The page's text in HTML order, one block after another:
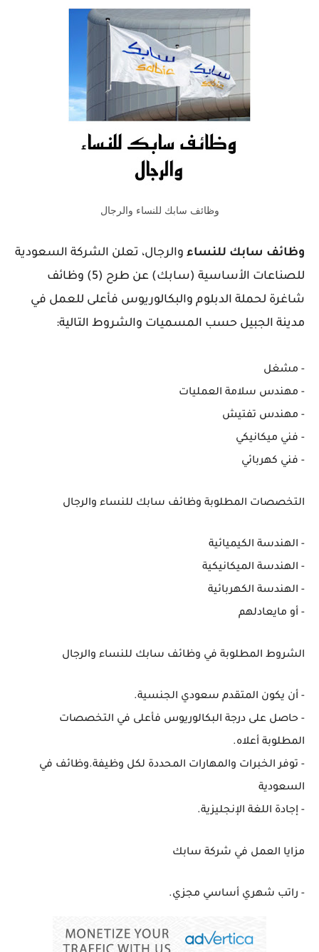
وظائف سابك للنساء والرجال
وظائف سابك للنساء والرجال، تعلن الشركة السعودية
للصناعات الأساسية (سابك) عن طرح (5) وظائف
شاغرة لحملة الدبلوم والبكالوريوس فأعلى للعمل في
مدينة الجبيل حسب المسميات والشروط التالية:
- مشغل
- مهندس سلامة العمليات
- مهندس تفتيش
- فني ميكانيكي
- فني كهربائي
التخصصات المطلوبة وظائف سابك للنساء والرجال
- الهندسة الكيميائية
- الهندسة الميكانيكية
- الهندسة الكهربائية
- ⁠أو مايعادلهم
الشروط المطلوبة في وظائف سابك للنساء والرجال
- أن يكون المتقدم سعودي الجنسية.
- حاصل على درجة البكالوريوس فأعلى في التخصصات
المطلوبة أعلاه.
- توفر الخبرات والمهارات المحددة لكل وظيفة.وظائف في
السعودية
- إجادة اللغة الإنجليزية.
مزايا العمل في شركة سابك
- راتب شهري أساسي مجزي.